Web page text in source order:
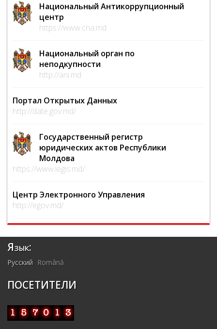
Национальный Антикоррупционный
центр
https://www.cna.md
Национальный орган по
неподкупности
http://ani.md
Портал Открытых Данных
http://date.gov.md/
Государственный регистр
юридических актов Республики
Молдова
https://www.legis.md/
Центр Электронного Управления
http://egov.md/
Язык:
Русский Română
ПОСЕТИТЕЛИ